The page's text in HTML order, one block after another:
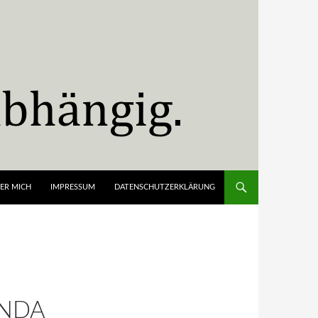
MICH IMPRESSUM DATENSCHUTZERKLÄRUNG